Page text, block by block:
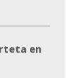
en